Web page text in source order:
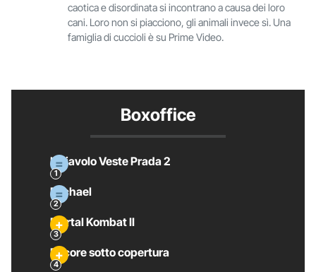
caotica e disordinata si incontrano a causa dei loro
cani. Loro non si piacciono, gli animali invece sì. Una
famiglia di cuccioli è su Prime Video.
Boxoffice
Il Diavolo Veste Prada 2
Michael
Mortal Kombat II
Pecore sotto copertura